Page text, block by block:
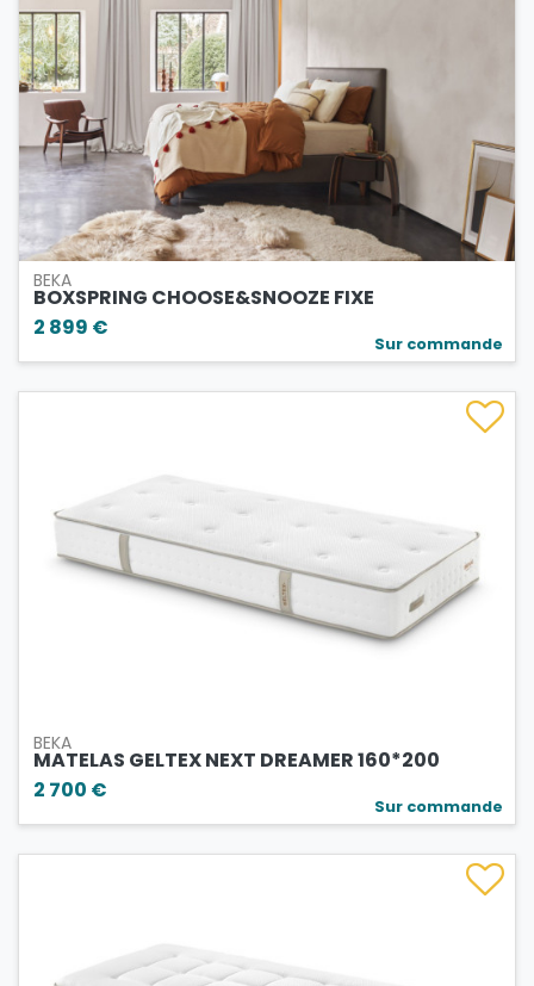
BEKA
BOXSPRING CHOOSE&SNOOZE FIXE
2 899 €
Sur commande
BEKA
MATELAS GELTEX NEXT DREAMER 160*200
2 700 €
Sur commande